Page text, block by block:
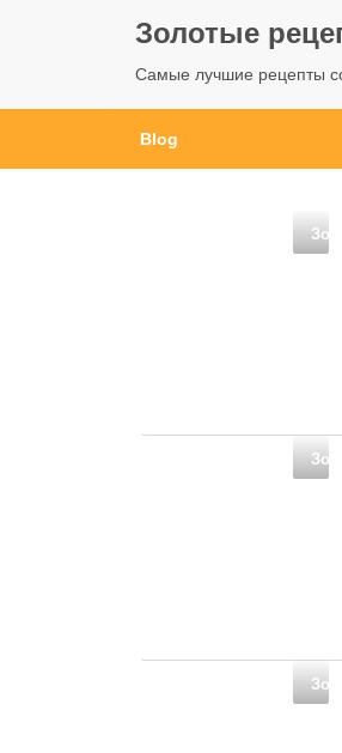
Золотые
Самые лучшие рецепты
Blog